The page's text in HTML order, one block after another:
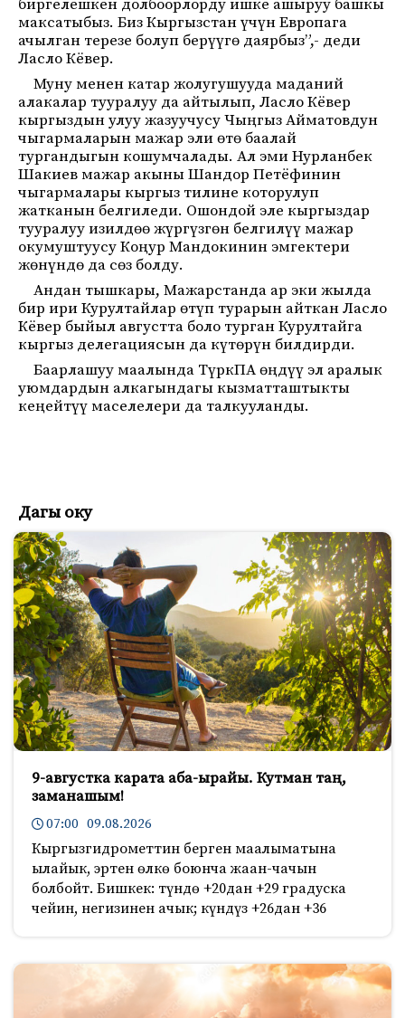
биргелешкен долбоорлорду ишке ашыруу башкы
максатыбыз. Биз Кыргызстан үчүн Европага
ачылган терезе болуп берүүгө даярбыз”,- деди
Ласло Кёвер.
Муну менен катар жолугушууда маданий
алакалар тууралуу да айтылып, Ласло Кёвер
кыргыздын улуу жазуучусу Чыңгыз Айматовдун
чыгармаларын мажар эли өтө баалай
тургандыгын кошумчалады. Ал эми Нурланбек
Шакиев мажар акыны Шандор Петёфинин
чыгармалары кыргыз тилине которулуп
жатканын белгиледи. Ошондой эле кыргыздар
тууралуу изилдөө жүргүзгөн белгилүү мажар
окумуштуусу Коңур Мандокинин эмгектери
жөнүндө да сөз болду.
Андан тышкары, Мажарстанда ар эки жылда
бир ири Курултайлар өтүп турарын айткан Ласло
Кёвер быйыл августта боло турган Курултайга
кыргыз делегациясын да күтөрүн билдирди.
Баарлашуу маалында ТүркПА өңдүү эл аралык
уюмдардын алкагындагы кызматташтыкты
кеңейтүү маселелери да талкууланды.
Дагы оку
9-августка карата аба-ырайы. Кутман таң,
заманашым!
07:00 09.08.2026
Кыргызгидрометтин берген маалыматына
ылайык, эртен өлкө боюнча жаан-чачын
болбойт. Бишкек: түндө +20дан +29 градуска
чейин, негизинен ачык; күндүз +26дан +36